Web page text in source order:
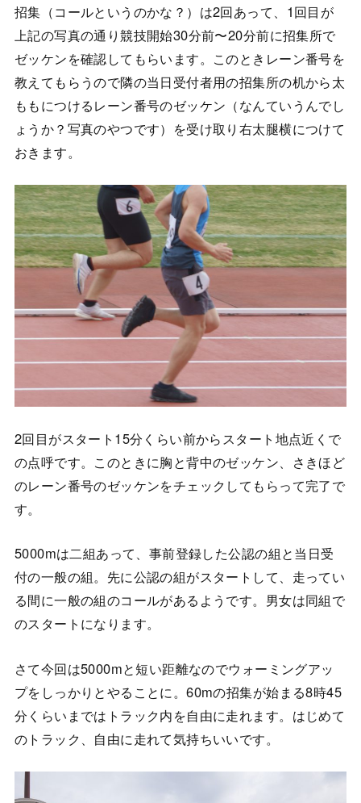
招集（コールというのかな？）は2回あって、1回目が
上記の写真の通り競技開始30分前〜20分前に招集所で
ゼッケンを確認してもらいます。このときレーン番号を
教えてもらうので隣の当日受付者用の招集所の机から太
ももにつけるレーン番号のゼッケン（なんていうんでし
ょうか？写真のやつです）を受け取り右太腿横につけて
おきます。
2回目がスタート15分くらい前からスタート地点近くで
の点呼です。このときに胸と背中のゼッケン、さきほど
のレーン番号のゼッケンをチェックしてもらって完了で
す。
5000mは二組あって、事前登録した公認の組と当日受
付の一般の組。先に公認の組がスタートして、走ってい
る間に一般の組のコールがあるようです。男女は同組で
のスタートになります。
さて今回は5000mと短い距離なのでウォーミングアッ
プをしっかりとやることに。60mの招集が始まる8時45
分くらいまではトラック内を自由に走れます。はじめて
のトラック、自由に走れて気持ちいいです。